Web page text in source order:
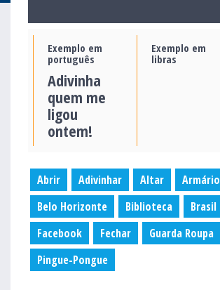
Exemplo em
português
Adivinha
quem me
ligou
ontem!
Exemplo em
libras
Abrir Adivinhar Altar Armário
Belo Horizonte
Biblioteca Brasil
Facebook
Fechar Guarda Roupa
Pingue-Pongue